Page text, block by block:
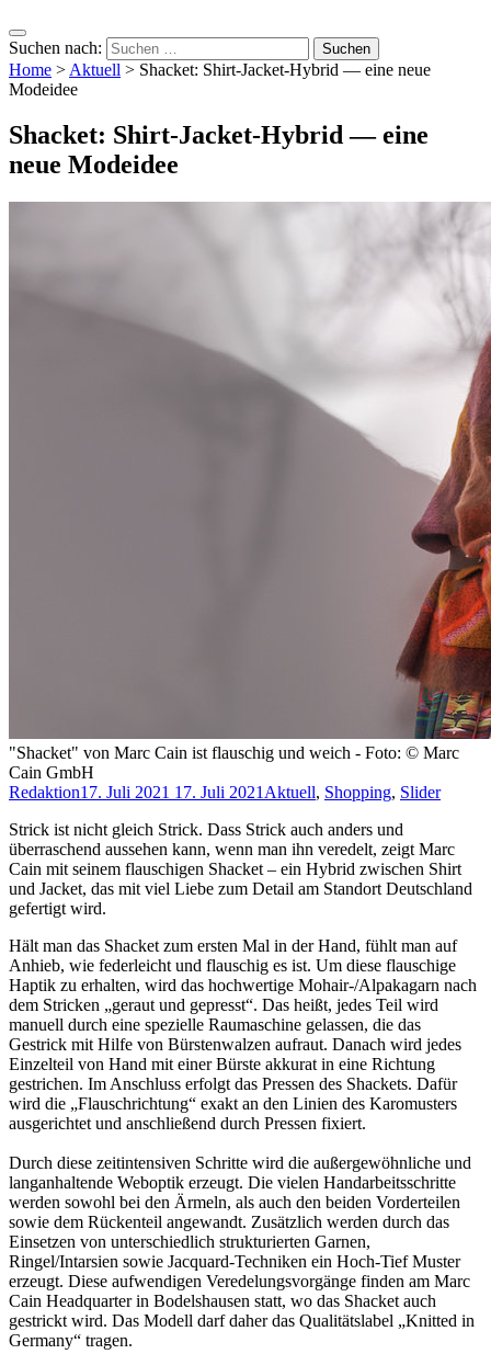
Suchen nach:
Home > Aktuell > Shacket: Shirt-Jacket-Hybrid — eine neue
Modeidee
Shacket: Shirt-Jacket-Hybrid — eine
neue Modeidee
"Shacket" von Marc Cain ist flauschig und weich - Foto: © Marc
Cain GmbH
Redaktion17. Juli 2021 17. Juli 2021 Aktuell, Shopping, Slider
Strick ist nicht gleich Strick. Dass Strick auch anders und
überraschend aussehen kann, wenn man ihn veredelt, zeigt Marc
Cain mit seinem flauschigen Shacket – ein Hybrid zwischen Shirt
und Jacket, das mit viel Liebe zum Detail am Standort Deutschland
gefertigt wird.
Hält man das Shacket zum ersten Mal in der Hand, fühlt man auf
Anhieb, wie federleicht und flauschig es ist. Um diese flauschige
Haptik zu erhalten, wird das hochwertige Mohair-/Alpakagarn nach
dem Stricken „geraut und gepresst“. Das heißt, jedes Teil wird
manuell durch eine spezielle Raumaschine gelassen, die das
Gestrick mit Hilfe von Bürstenwalzen aufraut. Danach wird jedes
Einzelteil von Hand mit einer Bürste akkurat in eine Richtung
gestrichen. Im Anschluss erfolgt das Pressen des Shackets. Dafür
wird die „Flauschrichtung“ exakt an den Linien des Karomusters
ausgerichtet und anschließend durch Pressen fixiert.
Durch diese zeitintensiven Schritte wird die außergewöhnliche und
langanhaltende Weboptik erzeugt. Die vielen Handarbeitsschritte
werden sowohl bei den Ärmeln, als auch den beiden Vorderteilen
sowie dem Rückenteil angewandt. Zusätzlich werden durch das
Einsetzen von unterschiedlich strukturierten Garnen,
Ringel/Intarsien sowie Jacquard-Techniken ein Hoch-Tief Muster
erzeugt. Diese aufwendigen Veredelungsvorgänge finden am Marc
Cain Headquarter in Bodelshausen statt, wo das Shacket auch
gestrickt wird. Das Modell darf daher das Qualitätslabel „Knitted in
Germany“ tragen.